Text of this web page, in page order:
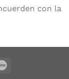
con la